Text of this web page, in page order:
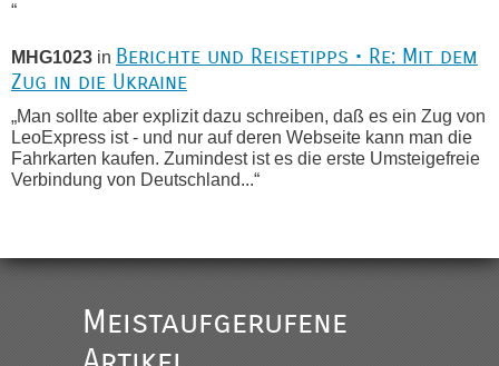
“
MHG1023 in Berichte und Reisetipps • Re: Mit dem
Zug in die Ukraine
„Man sollte aber explizit dazu schreiben, daß es ein Zug von
LeoExpress ist - und nur auf deren Webseite kann man die
Fahrkarten kaufen. Zumindest ist es die erste Umsteigefreie
Verbindung von Deutschland...“
gab es keine Probleme“
inRecht, Visa und Dokumente • Re: Seit
Meistaufgerufene